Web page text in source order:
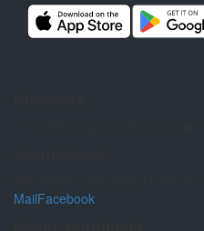
MailFacebook